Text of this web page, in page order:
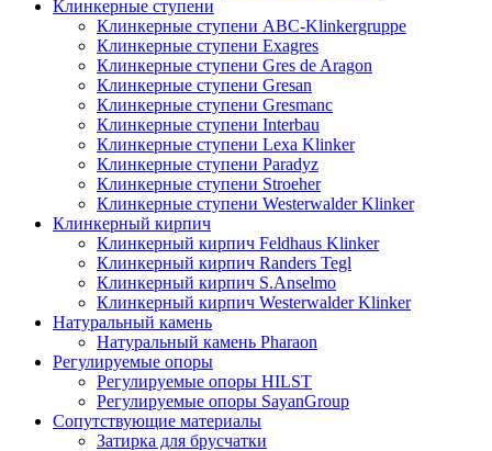
Клинкерные ступени
Клинкерные ступени ABC-Klinkergruppe
Клинкерные ступени Exagres
Клинкерные ступени Gres de Aragon
Клинкерные ступени Gresan
Клинкерные ступени Gresmanc
Клинкерные ступени Interbau
Клинкерные ступени Lexa Klinker
Клинкерные ступени Paradyz
Клинкерные ступени Stroeher
Клинкерные ступени Westerwalder Klinker
Клинкерный кирпич
Клинкерный кирпич Feldhaus Klinker
Клинкерный кирпич Randers Tegl
Клинкерный кирпич S.Anselmo
Клинкерный кирпич Westerwalder Klinker
Натуральный камень
Натуральный камень Pharaon
Регулируемые опоры
Регулируемые опоры HILST
Регулируемые опоры SayanGroup
Сопутствующие материалы
Затирка для брусчатки